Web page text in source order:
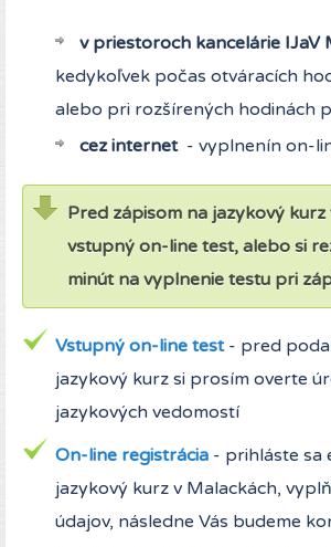
v priestoroch kancelárie IJaV
kedykoľvek počas otváracích
alebo pri rozšírených hodinách
cez internet- vyplnenín on-
Pred zápisom na jazykový
vstupný on-line test, alebo si
minút na vyplnenie testu pri
Vstupný on-line test- pred
jazykový kurz si prosím overte
jazykových vedomostí
On-line registrácia - prihláste sa
jazykový kurz v Malackách,
údajov, následne Vás budeme